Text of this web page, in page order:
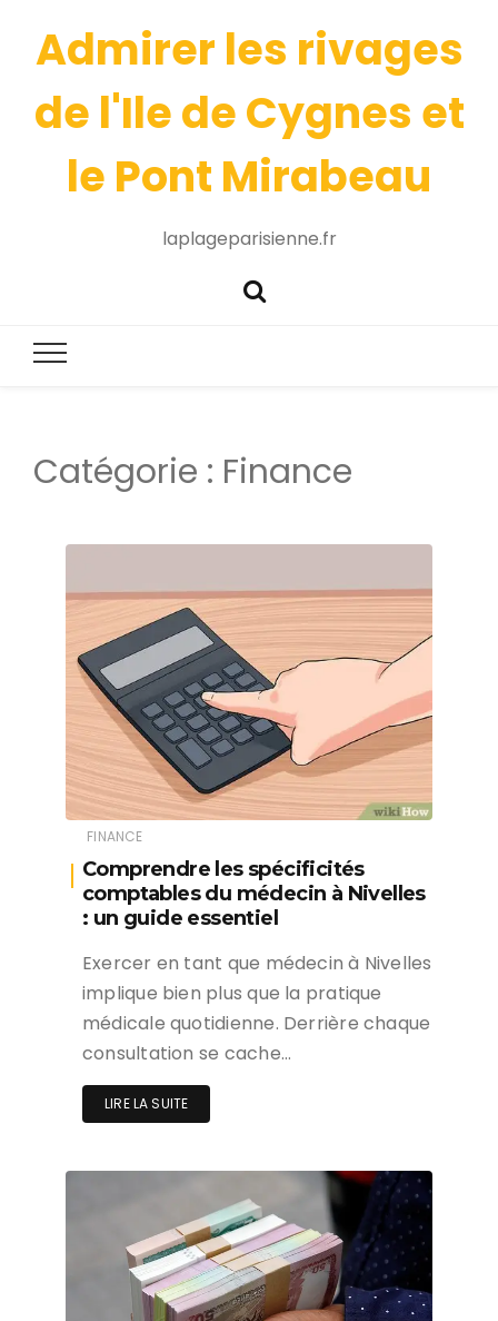
Admirer les rivages
de l'Ile de Cygnes et
le Pont Mirabeau
laplageparisienne.fr
Catégorie : Finance
FINANCE
Comprendre les spécificités
comptables du médecin à Nivelles
: un guide essentiel
Exercer en tant que médecin à Nivelles
implique bien plus que la pratique
médicale quotidienne. Derrière chaque
consultation se cache…
LIRE LA SUITE